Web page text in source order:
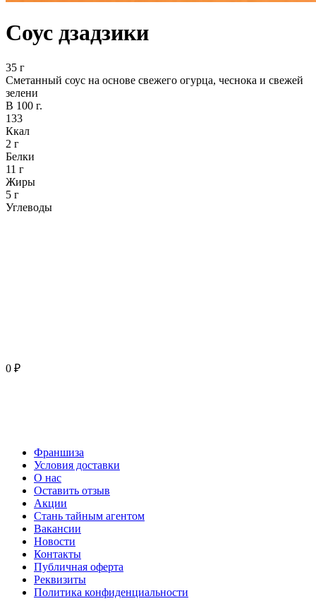
Соус дзадзики
35 г
Сметанный соус на основе свежего огурца, чеснока и свежей
зелени
В 100 г.
133
Ккал
2 г
Белки
11 г
Жиры
5 г
Углеводы
0 ₽
Франшиза
Условия доставки
О нас
Оставить отзыв
Акции
Стань тайным агентом
Вакансии
Новости
Контакты
Публичная оферта
Реквизиты
Политика конфиденциальности